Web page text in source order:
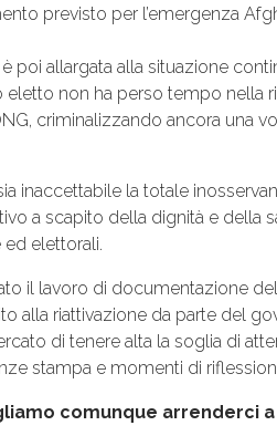
previsto per l’emergenza
poi allargata alla situazione
non ha perso tempo nella
criminalizzando ancora una
inaccettabile la totale
a scapito della dignità e della
ed elettorali.
il lavoro di documentazione
alla riattivazione da parte del
di tenere alta la soglia di
stampa e momenti di
comunque arrenderci